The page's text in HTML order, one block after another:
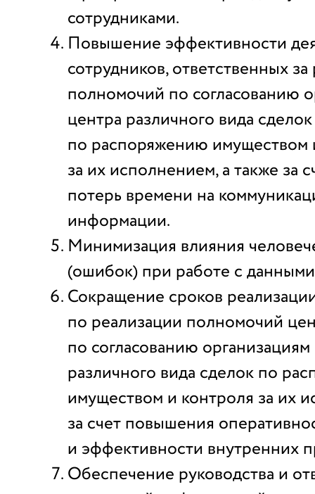
сотрудниками.
Повышение эффективности
сотрудников, ответственных
полномочий по согласованию
центра различного вида сделок
по распоряжению имуществом
за их исполнением, а также за
потерь времени на
информации.
Минимизация влияния
(ошибок) при работе с
Сокращение сроков
по реализации полномочий
по согласованию
различного вида сделок по
имуществом и контроля за их
за счет повышения
и эффективности внутренних
Обеспечение руководства и